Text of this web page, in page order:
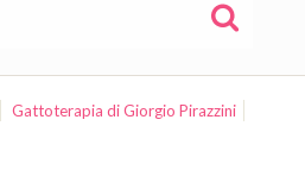
Gattoterapia di Giorgio Pirazzini